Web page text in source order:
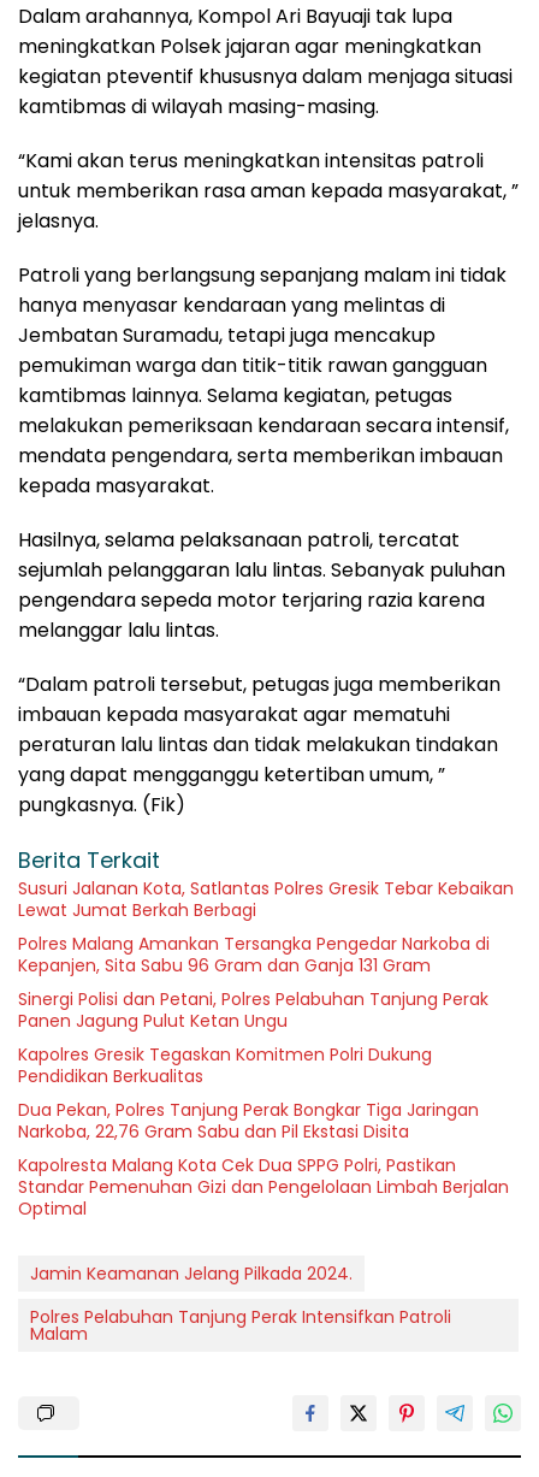
Dalam arahannya, Kompol Ari Bayuaji tak lupa
meningkatkan Polsek jajaran agar meningkatkan
kegiatan pteventif khususnya dalam menjaga situasi
kamtibmas di wilayah masing-masing.
“Kami akan terus meningkatkan intensitas patroli
untuk memberikan rasa aman kepada masyarakat, ”
jelasnya.
Patroli yang berlangsung sepanjang malam ini tidak
hanya menyasar kendaraan yang melintas di
Jembatan Suramadu, tetapi juga mencakup
pemukiman warga dan titik-titik rawan gangguan
kamtibmas lainnya. Selama kegiatan, petugas
melakukan pemeriksaan kendaraan secara intensif,
mendata pengendara, serta memberikan imbauan
kepada masyarakat.
Hasilnya, selama pelaksanaan patroli, tercatat
sejumlah pelanggaran lalu lintas. Sebanyak puluhan
pengendara sepeda motor terjaring razia karena
melanggar lalu lintas.
“Dalam patroli tersebut, petugas juga memberikan
imbauan kepada masyarakat agar mematuhi
peraturan lalu lintas dan tidak melakukan tindakan
yang dapat mengganggu ketertiban umum, ”
pungkasnya. (Fik)
Berita Terkait
Susuri Jalanan Kota, Satlantas Polres Gresik Tebar Kebaikan
Lewat Jumat Berkah Berbagi
Polres Malang Amankan Tersangka Pengedar Narkoba di
Kepanjen, Sita Sabu 96 Gram dan Ganja 131 Gram
Sinergi Polisi dan Petani, Polres Pelabuhan Tanjung Perak
Panen Jagung Pulut Ketan Ungu
Kapolres Gresik Tegaskan Komitmen Polri Dukung
Pendidikan Berkualitas
Dua Pekan, Polres Tanjung Perak Bongkar Tiga Jaringan
Narkoba, 22,76 Gram Sabu dan Pil Ekstasi Disita
Kapolresta Malang Kota Cek Dua SPPG Polri, Pastikan
Standar Pemenuhan Gizi dan Pengelolaan Limbah Berjalan
Optimal
Jamin Keamanan Jelang Pilkada 2024.
Polres Pelabuhan Tanjung Perak Intensifkan Patroli
Malam